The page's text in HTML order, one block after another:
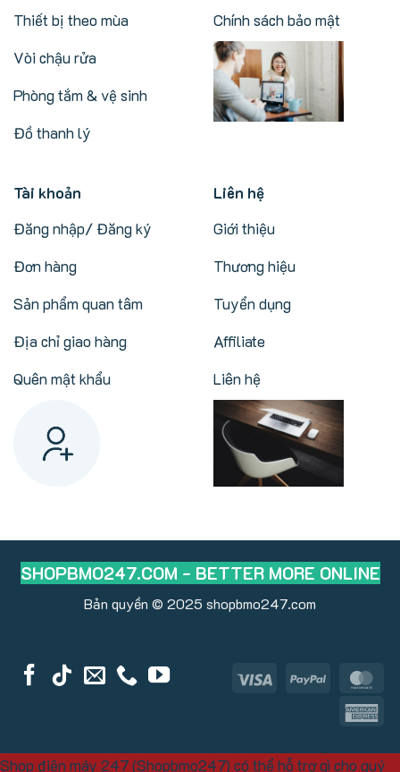
Thiết bị theo mùa
Vòi chậu rửa
Phòng tắm & vệ sinh
Đồ thanh lý
Chính sách bảo mật
Tài khoản
Đăng nhập/ Đăng ký
Đơn hàng
Sản phẩm quan tâm
Địa chỉ giao hàng
Quên mật khẩu
Liên hệ
Giới thiệu
Thương hiệu
Tuyển dụng
Affiliate
Liên hệ
SHOPBMO247.COM - BETTER MORE ONLINE
Bản quyền © 2025 shopbmo247.com
Visa PayPal
Shop điện máy 247 (Shopbmo247) có thể hỗ trợ gì cho quý